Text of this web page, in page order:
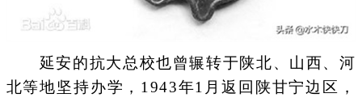
延安的抗大总校也曾辗转于陕北、山西、河
北等地坚持办学，1943年1月返回陕甘宁边区，